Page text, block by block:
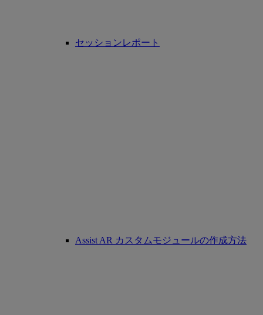
セッションレポート
Assist AR カスタムモジュールの作成方法